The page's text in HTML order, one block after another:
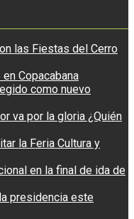
las Fiestas del Cerro
Copacabana
como nuevo
va por la gloria ¿Quién
la Feria Cultura y
en la final de ida de
presidencia este